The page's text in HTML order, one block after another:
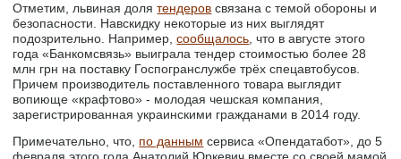
Отметим, львиная долятендеров связана с темой обороны и
безопасности. Навскидку некоторые из них выглядят
подозрительно. Например,сообщалось, что в августе этого
года «Банкомсвязь» выиграла тендер стоимостью более 28
млн грн на поставку Госпогранслужбе трёх спецавтобусов.
Причем производитель поставленного товара выглядит
вопиюще «крафтово» - молодая чешская компания,
зарегистрированная украинскими гражданами в 2014 году.
Примечательно, что, по данным сервиса «Опендатабот», до 5